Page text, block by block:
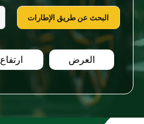
البحث عن طريق الإطارات
العرض ارتفاع